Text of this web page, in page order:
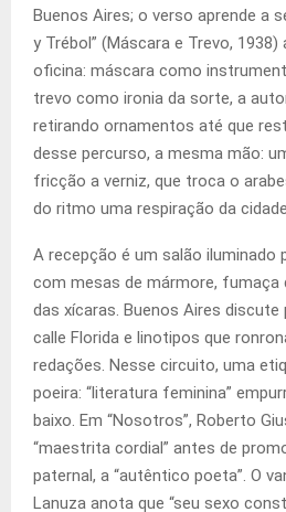
Buenos Aires; o verso aprende a
y Trébol” (Máscara e Trevo, 1938)
oficina: máscara como
trevo como ironia da sorte, a
retirando ornamentos até que
desse percurso, a mesma mão:
fricção a verniz, que troca o
do ritmo uma respiração da
A recepção é um salão iluminado
com mesas de mármore, fumaça
das xícaras. Buenos Aires
calle Florida e linotipos que
redações. Nesse circuito, uma
poeira: “literatura feminina”
baixo. Em “Nosotros”, Roberto
“maestrita cordial” antes de
paternal, a “autêntico poeta”. O
Lanuza anota que “seu sexo